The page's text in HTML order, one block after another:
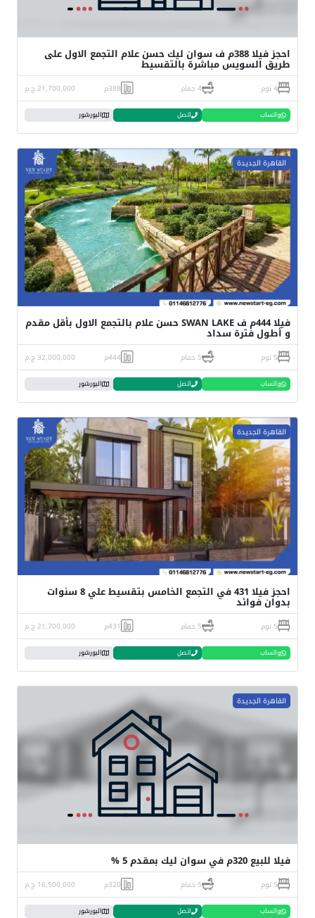
احجز فيلا 388م ف سوان ليك حسن علام التجمع الاول على
طريق السويس مباشرة بالتقسيط
4 نوم 4 حمام 388م 21,700,000 ج.م
واتساب اتصل البورشور
القاهرة الجديدة
فيلا 444م ف SWAN LAKE حسن علام بالتجمع الاول بأقل مقدم
و أطول فترة سداد
5 نوم 5 حمام 444م 32,000,000 ج.م
واتساب اتصل البورشور
القاهرة الجديدة
احجز فيلا 431 في التجمع الخامس بتقسيط علي 8 سنوات
بدوان فوائد
5 نوم 5 حمام 431م 21,700,000 ج.م
واتساب اتصل البورشور
القاهرة الجديدة
فيلا للبيع 320م في سوان ليك بمقدم 5 %
5 نوم 5 حمام 320م 16,500,000 ج.م
واتساب اتصل البورشور